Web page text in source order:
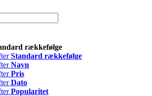
rækkefølge
Standard rækkefølge
Navn
Pris
Dato
Popularitet